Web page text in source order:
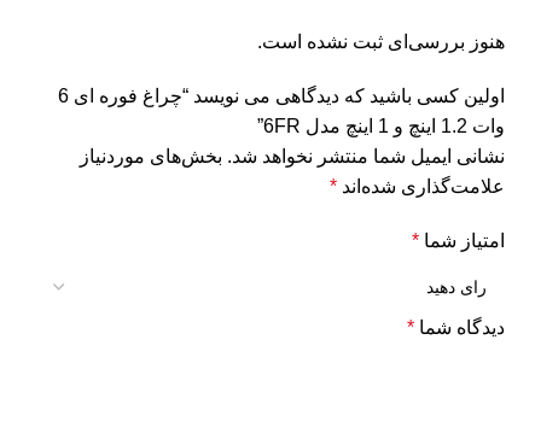
هنوز بررسی‌ای ثبت نشده است.
اولین کسی باشید که دیدگاهی می نویسد “چراغ فوره ای 6
وات 1.2 اینچ و 1 اینچ مدل 6FR”
نشانی ایمیل شما منتشر نخواهد شد. بخش‌های موردنیاز
علامت‌گذاری شده‌اند *
امتیاز شما *
دیدگاه شما *